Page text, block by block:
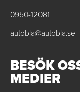
0950-12081
autobla@autobla.se
BESÖK
MEDIER